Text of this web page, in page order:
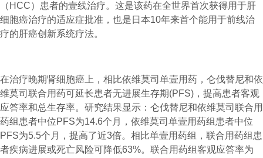
（HCC）患者的壹线治疗。这是该药在全世界首次获得用于肝
细胞癌治疗的适应症批准，也是日本10年来首个能用于前线治
疗的肝癌创新系统疗法。
在治疗晚期肾细胞癌上，相比依维莫司单壹用药，仑伐替尼和依
维莫司联合用药可延长患者无进展生存期(PFS)，提高患者客观
应答率和总生存率。研究结果显示：仑伐替尼和依维莫司联合用
药组患者中位PFS为14.6个月，依维莫司单壹用药组患者中位
PFS为5.5个月，提高了近3倍。相比单壹用药组，联合用药组患
者疾病进展或死亡风险可降低63%。联合用药组客观应答率为